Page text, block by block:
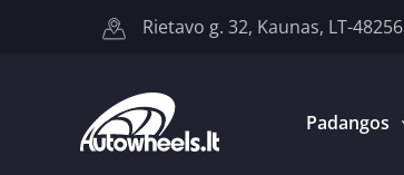
Rietavo g. 32, Kaunas, LT-48256
Padangos